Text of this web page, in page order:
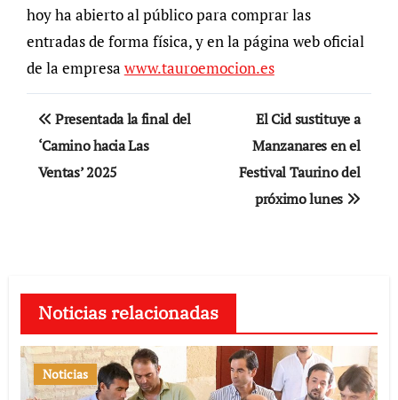
hoy ha abierto al público para comprar las
entradas de forma física, y en la página web oficial
de la empresa www.tauroemocion.es
Navegación
de
entradas
Presentada la final del
‘Camino hacia Las
Ventas’ 2025
El Cid sustituye a
Manzanares en el
Festival Taurino del
próximo lunes
Noticias relacionadas
Noticias